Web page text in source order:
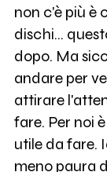
non c'è più è
dischi…
dopo. Ma
andare per
attirare
fare. Per noi
utile da fare.
meno paura